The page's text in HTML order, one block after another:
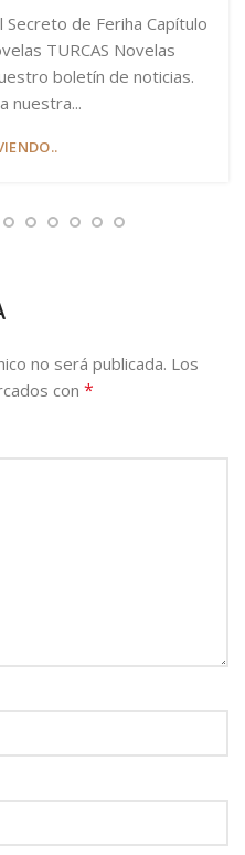
de Feriha Capítulo
TURCAS Novelas
boletín de noticias.
nuestra...
no será publicada. Los
con *